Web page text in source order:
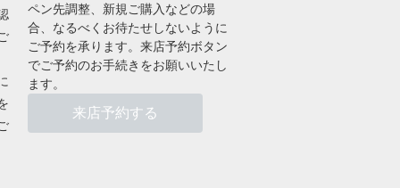
ペン先調整、新規ご購入などの場
合、なるべくお待たせしないように
ご予約を承ります。来店予約ボタン
でご予約のお手続きをお願いいたし
ます。
来店予約する